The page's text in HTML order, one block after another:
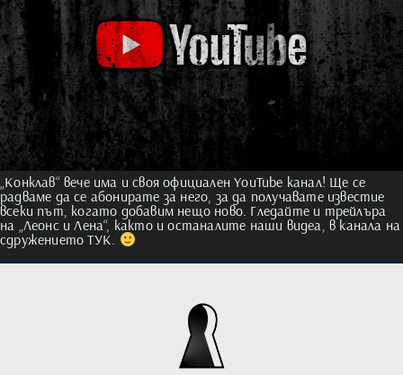
„Конклав“ вече има и своя официален YouTube канал! Ще се
радваме да се абонирате за него, за да получавате известие
всеки път, когато добавим нещо ново. Гледайте и трейлъра
на „Леонс и Лена“, както и останалите наши видеа, в канала на
сдружението ТУК.